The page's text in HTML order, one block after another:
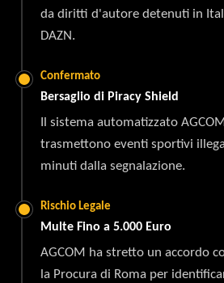
da diritti d'autore detenuti in
DAZN.
Confermato
Bersaglio di Piracy Shield
Il sistema automatizzato
trasmettono eventi sportivi
minuti dalla segnalazione.
Rischio Legale
Multe Fino a 5.000 Euro
AGCOM ha stretto un accordo
la Procura di Roma per